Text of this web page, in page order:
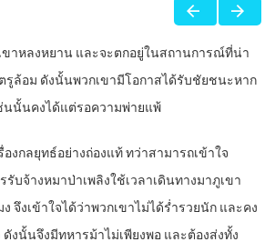
าหลงหยาน และจะตกอยู่ในสถานการณ์ที่น่า
ล้อม ดังนั้นพวกเขามีโอกาสได้รับชัยชนะหาก
นนั้นคงได้แต่รอความพ่ายแพ้
งกลยุทธ์อย่างถ่องแท้ ทว่าสามารถเข้าใจ
บจ้างหมาป่าเพลิงใช้เวลาเดินทางมาภูเขา
จึงเข้าใจได้ว่าพวกเขาไม่ได้ร่ำรวยนัก และคง
งนั้นจึงมีทหารม้าไม่เพียงพอ และต้องส่งทั้ง